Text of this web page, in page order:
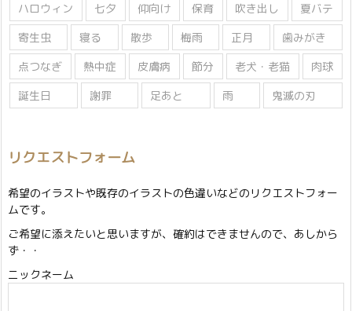
ハロウィン
七夕 仰向け 保育 吹き出し
夏バテ
寄生虫
寝る 散歩 梅雨 正月
歯みがき
点つなぎ
熱中症 皮膚病 節分 老犬・老猫
肉球
誕生日
謝罪 足あと 雨 鬼滅の刃
リクエストフォーム
希望のイラストや既存のイラストの色違いなどのリクエストフォー
ムです。
ご希望に添えたいと思いますが、確約はできませんので、あしから
ず・・
ニックネーム